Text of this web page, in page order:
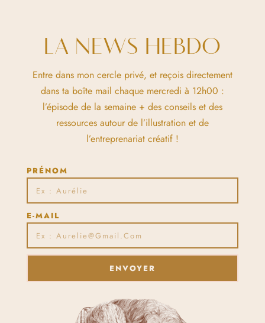
LA NEWS HEBDO
Entre dans mon cercle privé, et reçois directement
dans ta boîte mail chaque mercredi à 12h00 :
l’épisode de la semaine + des conseils et des
ressources autour de l’illustration et de
l’entreprenariat créatif !
PRÉNOM
E-MAIL
ENVOYER